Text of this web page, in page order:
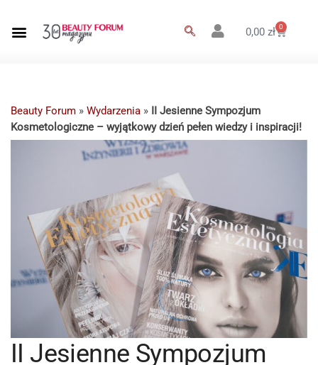
0,00zł 0
Beauty Forum » Wydarzenia » II Jesienne Sympozjum
Kosmetologiczne – wyjątkowy dzień pełen wiedzy i inspiracji!
II Jesienne Sympozjum